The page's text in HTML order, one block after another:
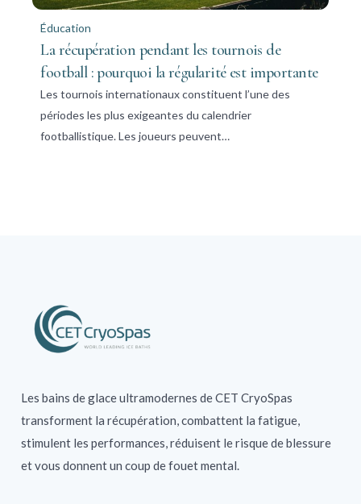
Éducation
La récupération pendant les tournois de
football : pourquoi la régularité est importante
Les tournois internationaux constituent l’une des
périodes les plus exigeantes du calendrier
footballistique. Les joueurs peuvent…
Les bains de glace ultramodernes de CET CryoSpas
transforment la récupération, combattent la fatigue,
stimulent les performances, réduisent le risque de blessure
et vous donnent un coup de fouet mental.